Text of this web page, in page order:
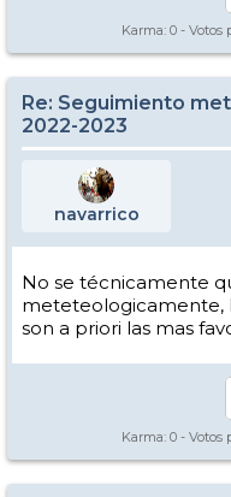
Karma: 0 - Votos
Re: Seguimiento
2022-2023
navarrico
No se técnicamente
meteteologicamente,
son a priori las mas
Karma: 0 - Votos